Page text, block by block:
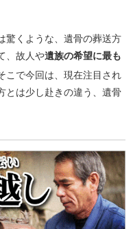
驚くような、遺骨の葬送方
、故人や遺族の希望に最も
こで今回は、現在注目され
とは少し赴きの違う、遺骨